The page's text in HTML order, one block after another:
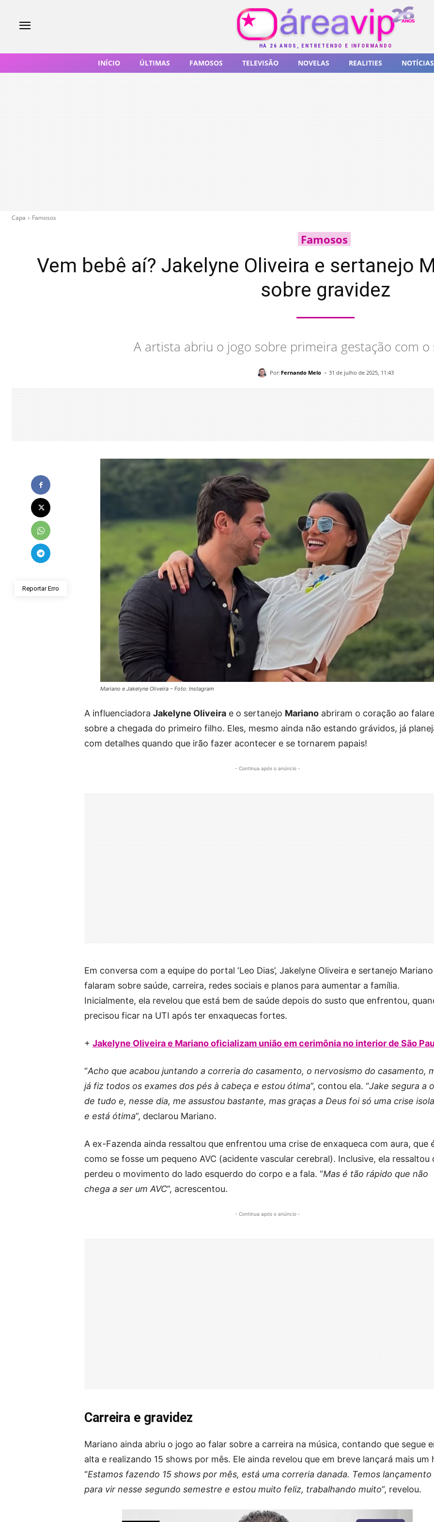
HÁ 26 ANOS, ENTRETENDO E INFORMANDO
INÍCIO ÚLTIMAS FAMOSOS TELEVISÃO NOVELAS REALITIES NOTÍCIAS
Capa Famosos
Famosos
Vem bebê aí? Jakelyne Oliveira e sertanejo
sobre gravidez
A artista abriu o jogo sobre primeira gestação com o
Por: Fernando Melo - 31 de julho de 2025, 11:43
Reportar Erro
Mariano e Jakelyne Oliveira – Foto: Instagram
A influenciadora Jakelyne Oliveira e o sertanejo Mariano abriram o coração ao
sobre a chegada do primeiro filho. Eles, mesmo ainda não estando grávidos, já
com detalhes quando que irão fazer acontecer e se tornarem papais!
- Continua após o anúncio -
Em conversa com a equipe do portal ‘Leo Dias’, Jakelyne Oliveira e sertanejo Mariano
falaram sobre saúde, carreira, redes sociais e planos para aumentar a família.
Inicialmente, ela revelou que está bem de saúde depois do susto que enfrentou,
precisou ficar na UTI após ter enxaquecas fortes.
+ Jakelyne Oliveira e Mariano oficializam união em cerimônia no interior de São
“Acho que acabou juntando a correria do casamento, o nervosismo do casamento,
já fiz todos os exames dos pés à cabeça e estou ótima”, contou ela. “Jake segura a
de tudo e, nesse dia, me assustou bastante, mas graças a Deus foi só uma crise
e está ótima”, declarou Mariano.
A ex-Fazenda ainda ressaltou que enfrentou uma crise de enxaqueca com aura, que
como se fosse um pequeno AVC (acidente vascular cerebral). Inclusive, ela ressaltou
perdeu o movimento do lado esquerdo do corpo e a fala. “Mas é tão rápido que não
chega a ser um AVC”, acrescentou.
- Continua após o anúncio -
Carreira e gravidez
Mariano ainda abriu o jogo ao falar sobre a carreira na música, contando que segue
alta e realizando 15 shows por mês. Ele ainda revelou que em breve lançará mais um
“Estamos fazendo 15 shows por mês, está uma correria danada. Temos lançamento
para vir nesse segundo semestre e estou muito feliz, trabalhando muito”, revelou.